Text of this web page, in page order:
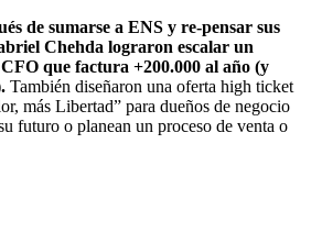
de sumarse a ENS y re-pensar sus
Chehda lograron escalar un
que factura +200.000 al año (y
También diseñaron una oferta high ticket
más Libertad” para dueños de negocio
futuro o planean un proceso de venta o